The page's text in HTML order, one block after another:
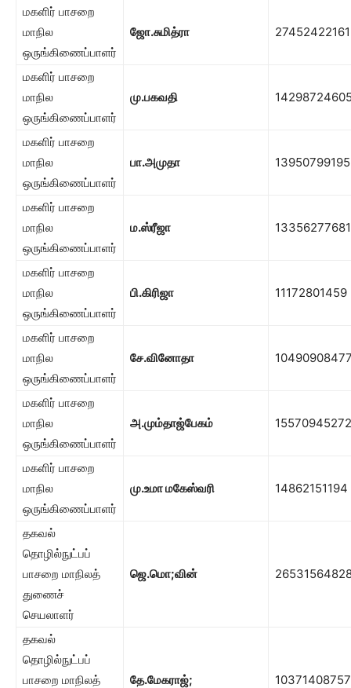
மகளிர் பாசறை
மாநில
ஒருங்கிணைப்பாளர்
ஜோ.சுமித்ரா 27452422161
மகளிர் பாசறை
மாநில
ஒருங்கிணைப்பாளர்
மு.பகவதி
மகளிர் பாசறை
மாநில
ஒருங்கிணைப்பாளர்
பா.அமுதா 13950799195
மகளிர் பாசறை
மாநில
ஒருங்கிணைப்பாளர்
ம.ஸ்ரீஜா 13356277681
மகளிர் பாசறை
மாநில
ஒருங்கிணைப்பாளர்
பி.கிரிஜா 11172801459
மகளிர் பாசறை
மாநில
ஒருங்கிணைப்பாளர்
சே.வினோதா
மகளிர் பாசறை
மாநில
ஒருங்கிணைப்பாளர்
அ.மும்தாஜ்பேகம் 15570945272
மகளிர் பாசறை
மாநில
ஒருங்கிணைப்பாளர்
மு.உமா மகேஸ்வரி 14862151194
தகவல்
தொழில்நுட்பப்
பாசறை மாநிலத்
துணைச்
செயலாளர்
ஜெ.மொ;வின்
தகவல்
தொழில்நுட்பப்
பாசறை மாநிலத்
தே.மேகராஜ்; 10371408757